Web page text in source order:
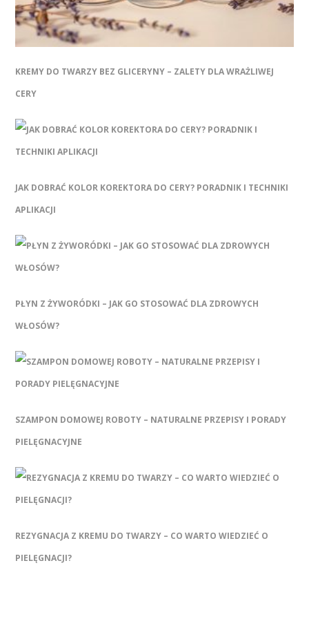
KREMY DO TWARZY BEZ GLICERYNY – ZALETY DLA WRAŻLIWEJ
CERY
JAK DOBRAĆ KOLOR KOREKTORA DO CERY? PORADNIK I TECHNIKI
APLIKACJI
PŁYN Z ŻYWORÓDKI – JAK GO STOSOWAĆ DLA ZDROWYCH
WŁOSÓW?
SZAMPON DOMOWEJ ROBOTY – NATURALNE PRZEPISY I PORADY
PIELĘGNACYJNE
REZYGNACJA Z KREMU DO TWARZY – CO WARTO WIEDZIEĆ O
PIELĘGNACJI?